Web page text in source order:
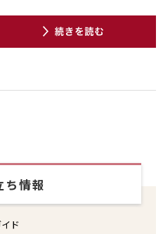
ち情報
ド